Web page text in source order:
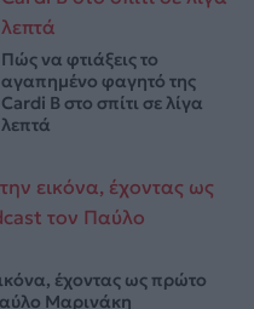
Πώς να φτιάξεις το
αγαπημένο φαγητό της
Cardi B στο σπίτι σε λίγα
λεπτά
έχοντας ως πρώτο
Μαρινάκη